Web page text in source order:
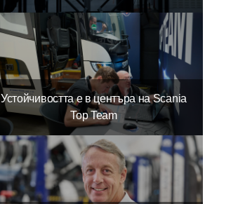
Устойчивостта е в центъра на Scania
Top Team